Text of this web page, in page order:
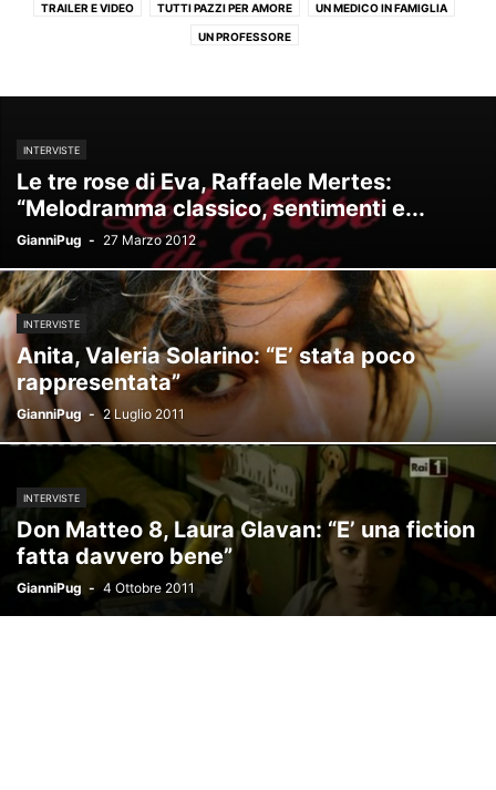
TRAILER E VIDEO TUTTI PAZZI PER AMORE UN MEDICO IN FAMIGLIA
UN PROFESSORE
INTERVISTE
Le tre rose di Eva, Raffaele Mertes:
“Melodramma classico, sentimenti e...
GianniPug - 27 Marzo 2012
INTERVISTE
Anita, Valeria Solarino: “E’ stata poco
rappresentata”
GianniPug - 2 Luglio 2011
INTERVISTE
Don Matteo 8, Laura Glavan: “E’ una fiction
fatta davvero bene”
GianniPug - 4 Ottobre 2011